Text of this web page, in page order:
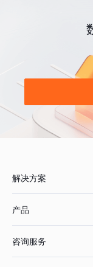
解决方案
产品
咨询服务